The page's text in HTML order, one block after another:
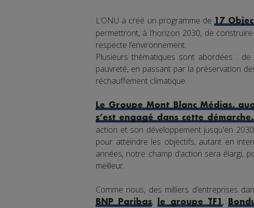
L’ONU a créé un programme de17
permettront, à l’horizon 2030, de
respecte l’environnement.
Plusieurs thématiques sont abordées :
pauvreté, en passant par la préservation
réchauffement climatique.
Le Groupe Mont Blanc Médias,
s’est engagé dans cette démarche.
action et son développement jusqu'en
pour atteindre les objectifs, autant en
années, notre champ d’action sera élargi,
meilleur.
Comme nous, des milliers d’entreprises
BNP Paribas,le groupe TF1,